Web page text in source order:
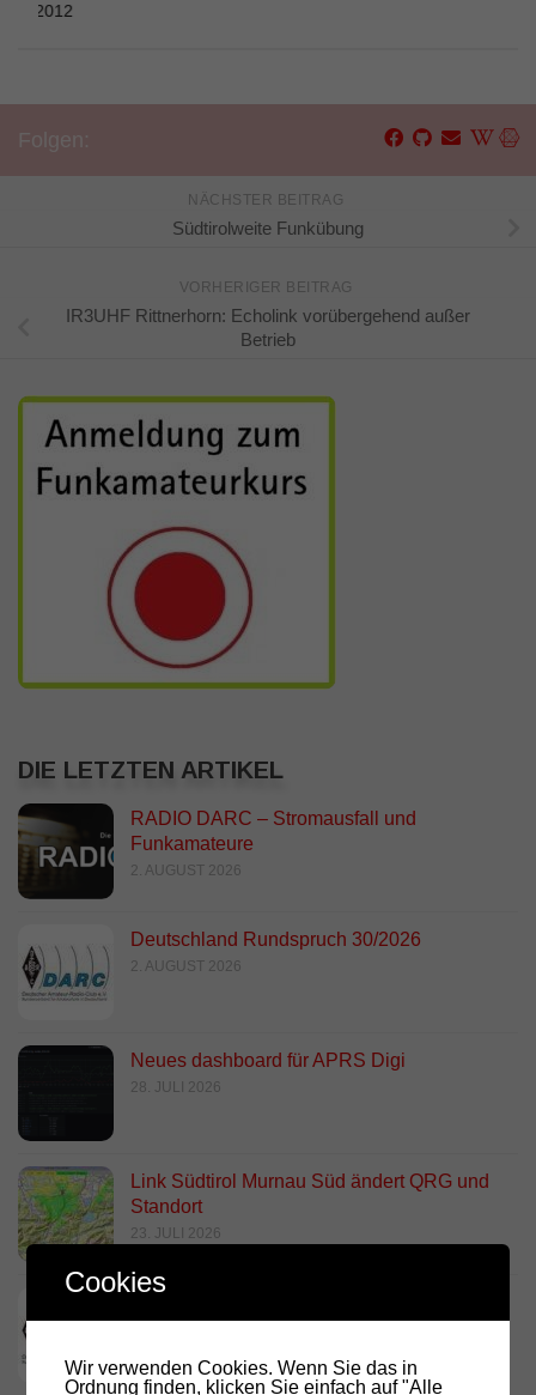
2012
NÄCHSTER BEITRAG
Südtirolweite Funkübung
VORHERIGER BEITRAG
IR3UHF Rittnerhorn: Echolink vorübergehend außer
Betrieb
DIE LETZTEN ARTIKEL
RADIO DARC – Stromausfall und
Funkamateure
2. AUGUST 2026
Deutschland Rundspruch 30/2026
2. AUGUST 2026
Neues dashboard für APRS Digi
28. JULI 2026
Link Südtirol Murnau Süd ändert QRG und
Standort
23. JULI 2026
Cookies
Wir verwenden Cookies. Wenn Sie das in
Ordnung finden, klicken Sie einfach auf "Alle